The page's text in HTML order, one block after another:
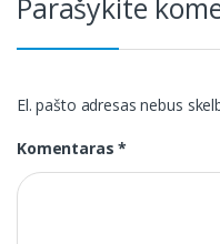
Parašykite
El. pašto adresas nebus
Komentaras*